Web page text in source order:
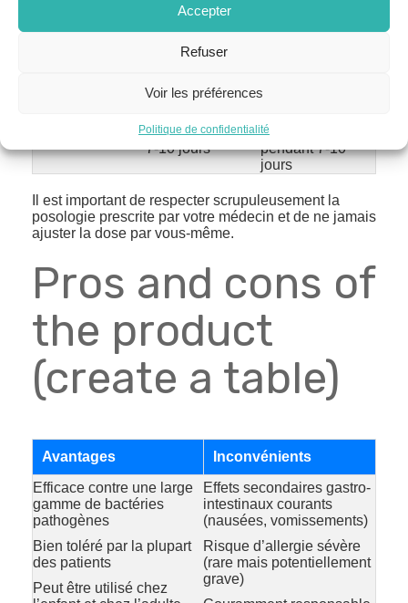
Accepter
Refuser
Voir les préférences
Politique de confidentialité
streptococcique
500 mg toutes les
8 heures pendant
10 jours
en 2 ou 3 doses
5-7 jours
pendant 5-7 jours
8 heures pendant
7-10 jours
en 2 ou 3 doses
pendant 7-10
jours
Il est important de respecter scrupuleusement la
posologie prescrite par votre médecin et de ne jamais
ajuster la dose par vous-même.
Pros and cons of
the product
(create a table)
Avantages
Inconvénients
Efficace contre une large
gamme de bactéries
pathogènes
Bien toléré par la plupart
des patients
Peut être utilisé chez
Effets secondaires gastro-
intestinaux courants
(nausées, vomissements)
Risque d’allergie sévère
(rare mais potentiellement
grave)